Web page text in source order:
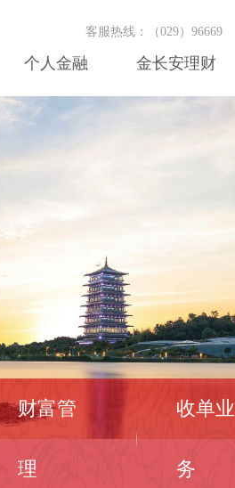
客服热线：（029）96669
个人金融 金长安理财
财富管
理
收单业
务